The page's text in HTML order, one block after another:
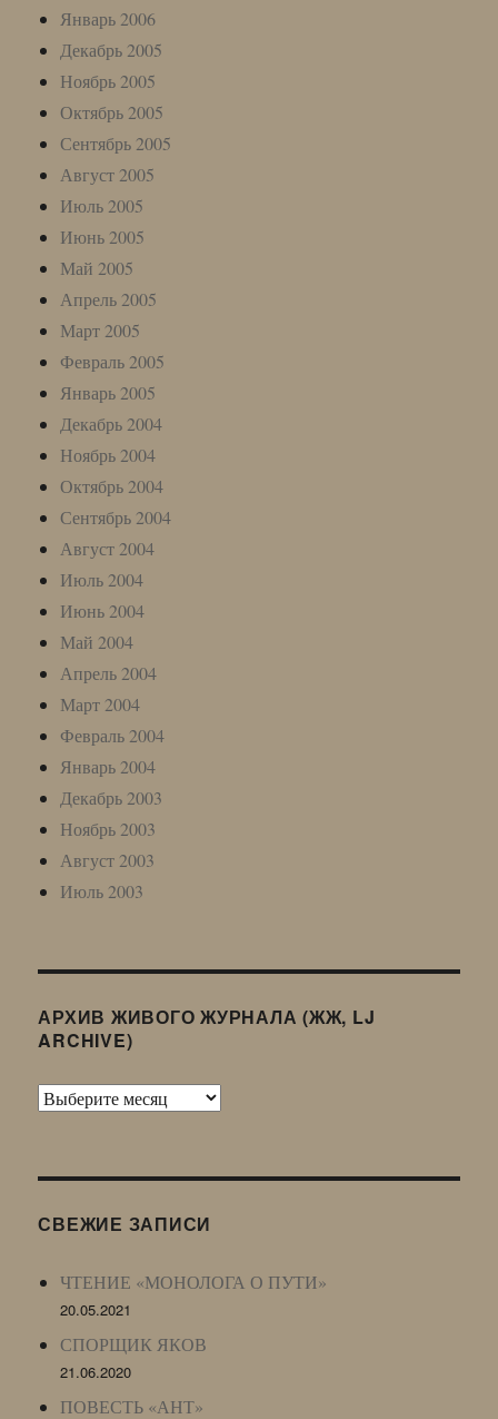
Январь 2006
Декабрь 2005
Ноябрь 2005
Октябрь 2005
Сентябрь 2005
Август 2005
Июль 2005
Июнь 2005
Май 2005
Апрель 2005
Март 2005
Февраль 2005
Январь 2005
Декабрь 2004
Ноябрь 2004
Октябрь 2004
Сентябрь 2004
Август 2004
Июль 2004
Июнь 2004
Май 2004
Апрель 2004
Март 2004
Февраль 2004
Январь 2004
Декабрь 2003
Ноябрь 2003
Август 2003
Июль 2003
АРХИВ ЖИВОГО ЖУРНАЛА (ЖЖ, LJ
ARCHIVE)
Архив
LJ
СВЕЖИЕ ЗАПИСИ
ЧТЕНИЕ «МОНОЛОГА О ПУТИ»
20.05.2021
СПОРЩИК ЯКОВ
21.06.2020
ПОВЕСТЬ «АНТ»